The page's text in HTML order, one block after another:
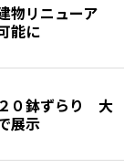
物リニューア
能に
０鉢ずらり 大
展示